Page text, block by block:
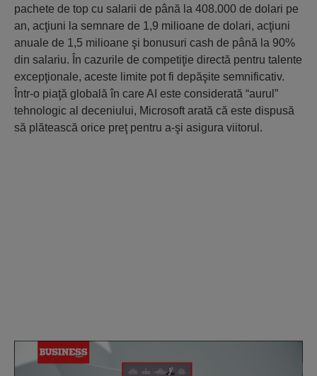
pachete de top cu salarii de până la 408.000 de dolari pe
an, acţiuni la semnare de 1,9 milioane de dolari, acţiuni
anuale de 1,5 milioane şi bonusuri cash de până la 90%
din salariu. În cazurile de competiţie directă pentru talente
excepţionale, aceste limite pot fi depăşite semnificativ.
Într-o piaţă globală în care AI este considerată “aurul”
tehnologic al deceniului, Microsoft arată că este dispusă
să plătească orice preţ pentru a-şi asigura viitorul.